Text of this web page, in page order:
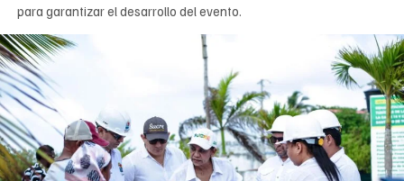
para garantizar el desarrollo del evento.